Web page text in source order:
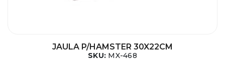
JAULA P/HAMSTER 30X22CM
SKU: MX-468